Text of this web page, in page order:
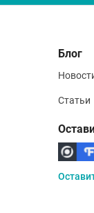
Блог
Статьи